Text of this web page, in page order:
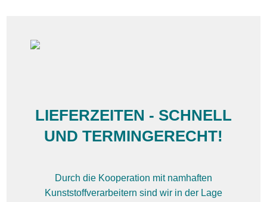
LIEFERZEITEN - SCHNELL
UND TERMINGERECHT!
Durch die Kooperation mit namhaften
Kunststoffverarbeitern sind wir in der Lage